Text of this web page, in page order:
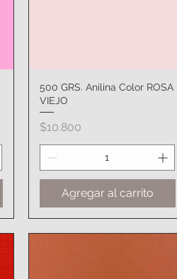
Vista rápida
500 GRS. Anilina Color ROSA
VIEJO
Precio
$10.800
Agregar al carrito